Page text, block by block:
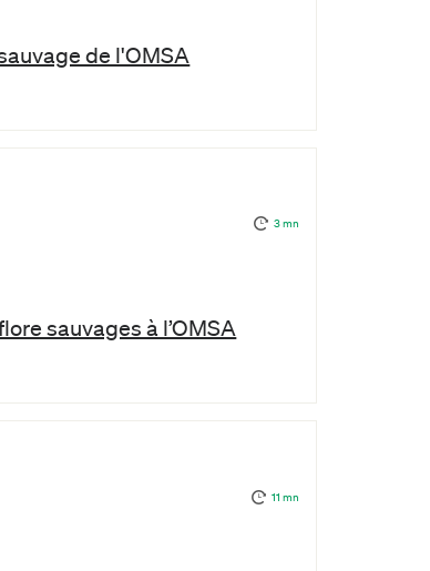
de l'OMSA
3 mn
sauvages à l’OMSA
11 mn